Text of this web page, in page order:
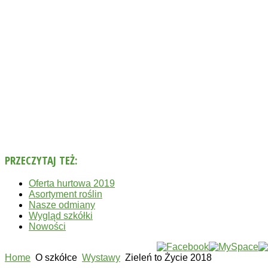
PRZECZYTAJ TEŻ:
Oferta hurtowa 2019
Asortyment roślin
Nasze odmiany
Wygląd szkółki
Nowości
Home O szkółce Wystawy Zieleń to Życie 2018